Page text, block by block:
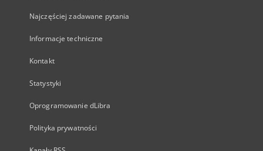
Najczęściej zadawane pytania
Informacje techniczne
Kontakt
Statystyki
Oprogramowanie dLibra
Polityka prywatności